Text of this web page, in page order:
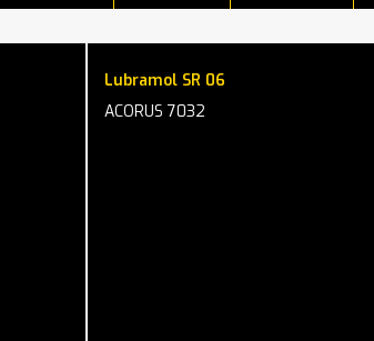
Lubramol SR 06
ACORUS 7032